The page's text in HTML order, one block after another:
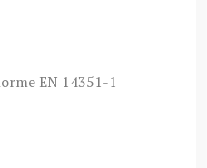
EN 14351-1